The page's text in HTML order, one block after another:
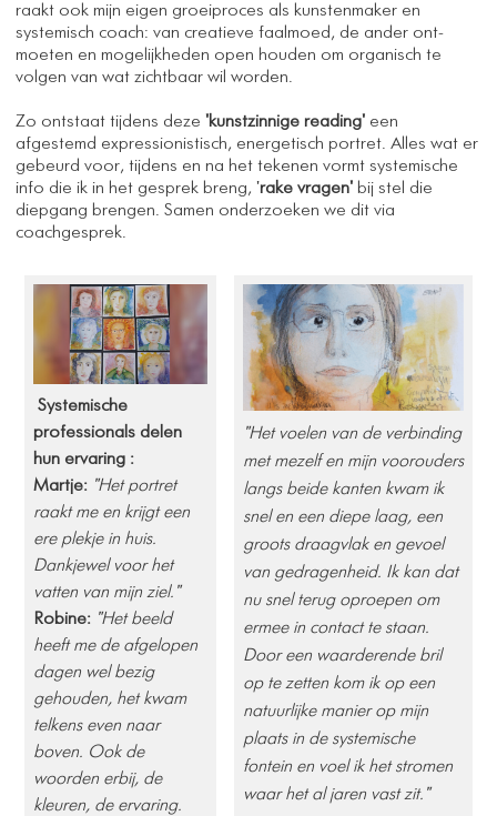
raakt ook mijn eigen groeiproces als kunstenmaker en
systemisch coach: van creatieve faalmoed, de ander ont-
moeten en mogelijkheden open houden om organisch te
volgen van wat zichtbaar wil worden.
Zo ontstaat tijdens deze 'kunstzinnige reading' een
afgestemd expressionistisch, energetisch portret. Alles wat er
gebeurd voor, tijdens en na het tekenen vormt systemische
info die ik in het gesprek breng, 'rake vragen' bij stel die
diepgang brengen. Samen onderzoeken we dit via
coachgesprek.
Systemische
professionals delen
hun ervaring : ​
Martje: "Het portret
raakt me en krijgt een
ere plekje in huis.
Dankjewel voor het
vatten van mijn ziel." ​
Robine: "Het beeld
heeft me de afgelopen
dagen wel bezig
gehouden, het kwam
telkens even naar
boven. Ook de
woorden erbij, de
kleuren, de ervaring.
"Het voelen van de verbinding
met mezelf en mijn voorouders
langs beide kanten kwam ik
snel en een diepe laag, een
groots draagvlak en gevoel
van gedragenheid. Ik kan dat
nu snel terug oproepen om
ermee in contact te staan.
​Door een waarderende bril
op te zetten kom ik op een
natuurlijke manier op mijn
plaats in de systemische
fontein en voel ik het stromen
waar het al jaren vast zit."